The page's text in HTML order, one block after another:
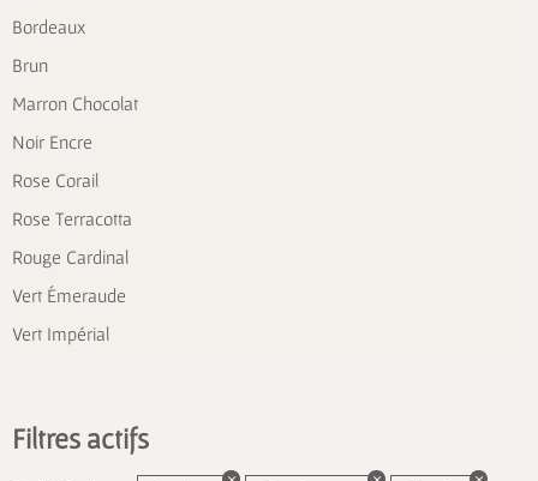
Bordeaux
Brun
Marron Chocolat
Noir Encre
Rose Corail
Rose Terracotta
Rouge Cardinal
Vert Émeraude
Vert Impérial
Filtres actifs